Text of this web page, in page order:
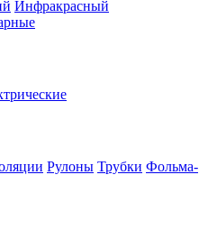
Инфракрасный
Рулоны Трубки Фольма-